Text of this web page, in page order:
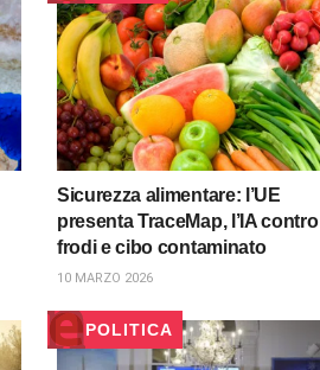
Sicurezza alimentare: l’UE
presenta TraceMap, l’IA contro
frodi e cibo contaminato
10 MARZO 2026
POLITICA